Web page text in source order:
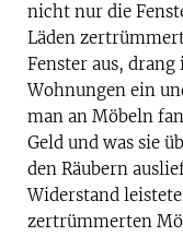
nicht nur die
Läden
Fenster aus,
Wohnungen ein
man an Möbeln
Geld und was sie
den Räubern
Widerstand
zertrümmerten